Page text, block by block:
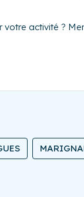
votre activité ?